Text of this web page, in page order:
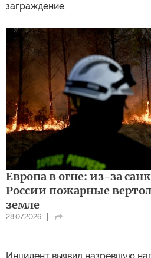
заграждение.
Европа в огне: из-за
России пожарные
земле
28.07.2026